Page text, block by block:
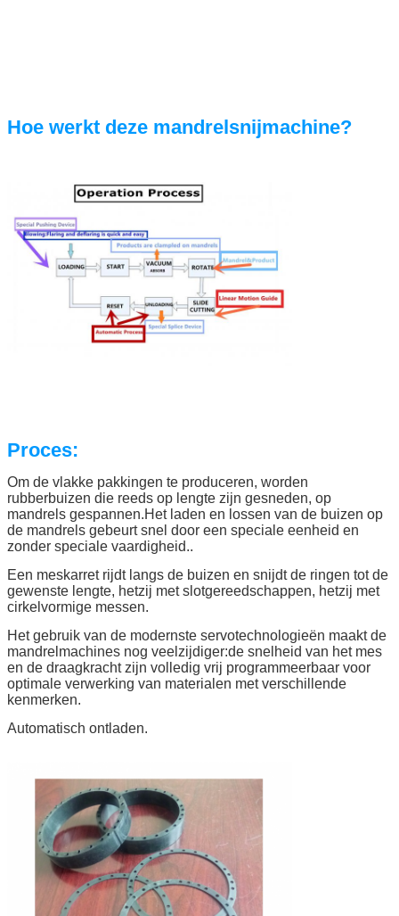
Hoe werkt deze mandrelsnijmachine?
Proces:
Om de vlakke pakkingen te produceren, worden
rubberbuizen die reeds op lengte zijn gesneden, op
mandrels gespannen.Het laden en lossen van de buizen op
de mandrels gebeurt snel door een speciale eenheid en
zonder speciale vaardigheid..
Een meskarret rijdt langs de buizen en snijdt de ringen tot de
gewenste lengte, hetzij met slotgereedschappen, hetzij met
cirkelvormige messen.
Het gebruik van de modernste servotechnologieën maakt de
mandrelmachines nog veelzijdiger:de snelheid van het mes
en de draagkracht zijn volledig vrij programmeerbaar voor
optimale verwerking van materialen met verschillende
kenmerken.
Automatisch ontladen.